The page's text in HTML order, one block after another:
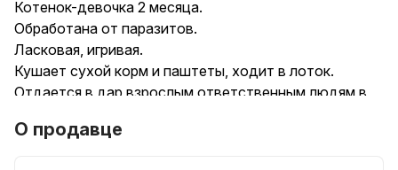
Котенок-девочка 2 месяца.
Обработана от паразитов.
Ласковая, игривая.
Кушает сухой корм и паштеты, ходит в лоток.
Отдается в дар взрослым ответственным людям в
Можно приехать познакомиться, привозим сами.
О продавце